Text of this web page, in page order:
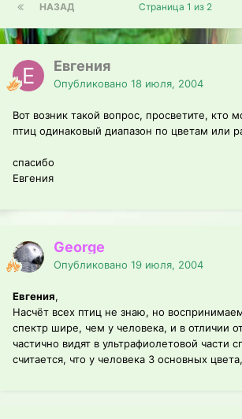
НАЗАД Страница 1 из 2
Евгения
Опубликовано 18 июля, 2004
Вот возник такой вопрос, просветите, кто
птиц одинаковый диапазон по цветам или
спасибо
Евгения
George
Опубликовано 19 июля, 2004
Евгения,
Насчёт всех птиц не знаю, но
спектр шире, чем у человека, и в отличии
частично видят в ультрафиолетовой части
считается, что у человека 3 основных